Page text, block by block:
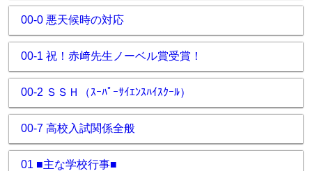
00-0 悪天候時の対応
00-1 祝！赤﨑先生ノーベル賞受賞！
00-2 ＳＳＨ（ｽｰﾊﾟｰｻｲｴﾝｽﾊｲｽｸｰﾙ）
00-7 高校入試関係全般
01 ■主な学校行事■